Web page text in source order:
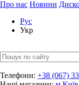
Про нас Новини
Рус
Укр
Телефони: +38 (067)